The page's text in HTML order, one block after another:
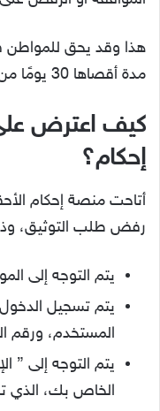
هذا وقد يحق للمواطن
مدة أقصاها 30 يومًا من صدور النتيجة.
كيف اعترض
إحكام؟
أتاحت منصة إحكام
رفض طلب التوثيق،
يتم التوجه إلى
يتم تسجيل
المستخدم، ورقم
يتم التوجه إلى ”
الخاص بك، الذي